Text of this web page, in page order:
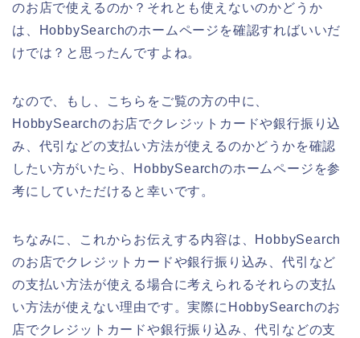
のお店で使えるのか？それとも使えないのかどうか
は、HobbySearchのホームページを確認すればいいだ
けでは？と思ったんですよね。
なので、もし、こちらをご覧の方の中に、
HobbySearchのお店でクレジットカードや銀行振り込
み、代引などの支払い方法が使えるのかどうかを確認
したい方がいたら、HobbySearchのホームページを参
考にしていただけると幸いです。
ちなみに、これからお伝えする内容は、HobbySearch
のお店でクレジットカードや銀行振り込み、代引など
の支払い方法が使える場合に考えられるそれらの支払
い方法が使えない理由です。実際にHobbySearchのお
店でクレジットカードや銀行振り込み、代引などの支